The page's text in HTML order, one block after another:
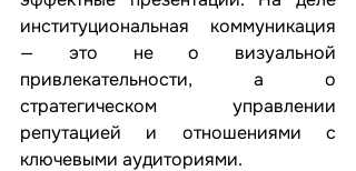
институциональная коммуникация
— это не о визуальной
привлекательности, а о
стратегическом управлении
репутацией и отношениями с
ключевыми аудиториями.